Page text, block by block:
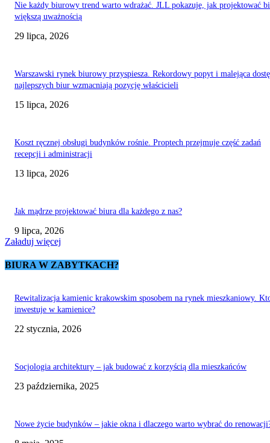
Nie każdy biurowy trend warto wdrażać. JLL pokazuje, jak projektować
większą uważnością
29 lipca, 2026
Warszawski rynek biurowy przyspiesza. Rekordowy popyt i malejąca
najlepszych biur wzmacniają pozycję właścicieli
15 lipca, 2026
Koszt ręcznej obsługi budynków rośnie. Proptech przejmuje część zadań
recepcji i administracji
13 lipca, 2026
Jak mądrze projektować biura dla każdego z nas?
9 lipca, 2026
Załaduj więcej
BIURA W ZABYTKACH?
Rewitalizacja kamienic krakowskim sposobem na rynek mieszkaniowy.
inwestuje w kamienice?
22 stycznia, 2026
Socjologia architektury – jak budować z korzyścią dla mieszkańców
23 października, 2025
Nowe życie budynków – jakie okna i dlaczego warto wybrać do